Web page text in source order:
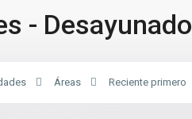
-
Áreas Reciente primero